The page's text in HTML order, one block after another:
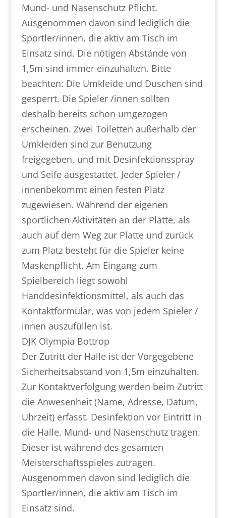
Mund- und Nasenschutz Pflicht.
Ausgenommen davon sind lediglich die
Sportler/innen, die aktiv am Tisch im
Einsatz sind. Die nötigen Abstände von
1,5m sind immer einzuhalten. Bitte
beachten: Die Umkleide und Duschen sind
gesperrt. Die Spieler /innen sollten
deshalb bereits schon umgezogen
erscheinen. Zwei Toiletten außerhalb der
Umkleiden sind zur Benutzung
freigegeben, und mit Desinfektionsspray
und Seife ausgestattet. Jeder Spieler /
innenbekommt einen festen Platz
zugewiesen. Während der eigenen
sportlichen Aktivitäten an der Platte, als
auch auf dem Weg zur Platte und zurück
zum Platz besteht für die Spieler keine
Maskenpflicht. Am Eingang zum
Spielbereich liegt sowohl
Handdesinfektionsmittel, als auch das
Kontaktformular, was von jedem Spieler /
innen auszufüllen ist.
DJK Olympia Bottrop
Der Zutritt der Halle ist der Vorgegebene
Sicherheitsabstand von 1,5m einzuhalten.
Zur Kontaktverfolgung werden beim Zutritt
die Anwesenheit (Name, Adresse, Datum,
Uhrzeit) erfasst. Desinfektion vor Eintritt in
die Halle. Mund- und Nasenschutz tragen.
Dieser ist während des gesamten
Meisterschaftsspieles zutragen.
Ausgenommen davon sind lediglich die
Sportler/innen, die aktiv am Tisch im
Einsatz sind.